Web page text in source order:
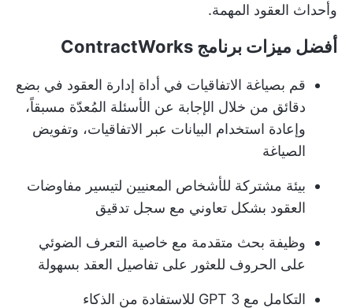
وأحداث العقود المهمة.
أفضل ميزات برنامج ContractWorks
قم بصياغة الاتفاقيات في أداة إدارة العقود في بضع
دقائق من خلال الإجابة عن الأسئلة المُعدّة مسبقاً،
وإعادة استخدام البيانات عبر الاتفاقيات، وتفويض
الصياغة
بيئة مشتركة للأشخاص المعنيين لتيسير مفاوضات
العقود بشكل تعاوني مع سجل تدقيق
وظيفة بحث متقدمة مع خاصية التعرف الضوئي
على الحروف للعثور على تفاصيل العقد بسهولة
التكامل مع GPT 3 للاستفادة من الذكاء